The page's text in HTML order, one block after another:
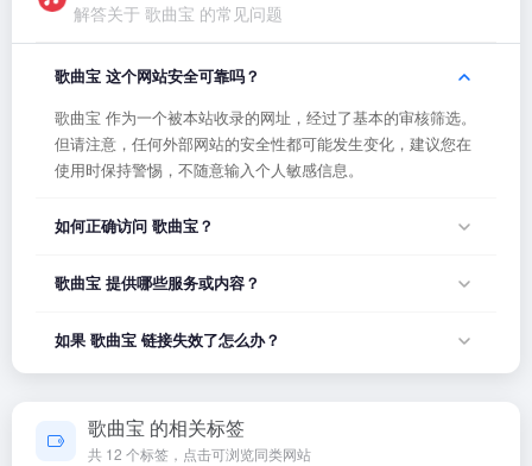
解答关于 歌曲宝 的常见问题
歌曲宝 这个网站安全可靠吗？
歌曲宝 作为一个被本站收录的网址，经过了基本的审核筛选。
但请注意，任何外部网站的安全性都可能发生变化，建议您在
使用时保持警惕，不随意输入个人敏感信息。
如何正确访问 歌曲宝？
者在浏览器地址栏输入正确的网址。如果遇到无法访问的情
试。
歌曲宝 提供哪些服务或内容？
平台，致力于帮助用户发现和整理优质网站资源，具体网站的
内容与服务由该网站运营方负责。
如果 歌曲宝 链接失效了怎么办？
如果发现链接无法打开或内容已变更，您可以使用页面上的
确保导航链接的准确性和有效性。
歌曲宝 的相关标签
共 12 个标签，点击可浏览同类网站